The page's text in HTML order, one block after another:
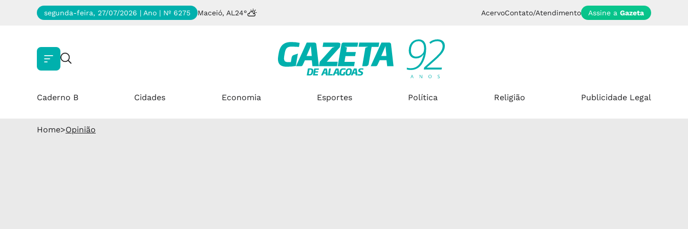
segunda-feira, 27/07/2026 | Ano | Nº 6275 Maceió, AL 24° AcervoContato/Atendimento Assine a Gazeta
Caderno B Cidades Economia Esportes Política Religião Publicidade Legal
Home>Opinião